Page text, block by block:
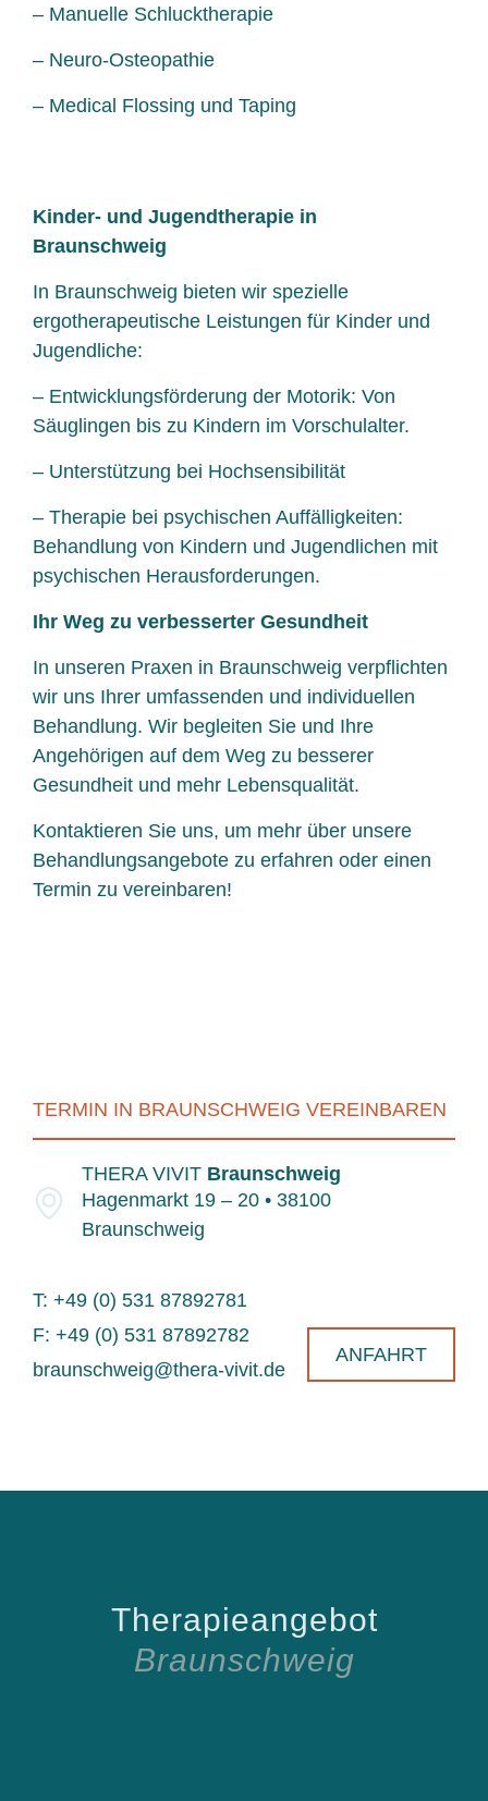
– Manuelle Schlucktherapie
– Neuro-Osteopathie
– Medical Flossing und Taping
Kinder- und Jugendtherapie in
Braunschweig
In Braunschweig bieten wir spezielle
ergotherapeutische Leistungen für Kinder und
Jugendliche:
– Entwicklungsförderung der Motorik: Von
Säuglingen bis zu Kindern im Vorschulalter.
– Unterstützung bei Hochsensibilität
– Therapie bei psychischen Auffälligkeiten:
Behandlung von Kindern und Jugendlichen mit
psychischen Herausforderungen.
Ihr Weg zu verbesserter Gesundheit
In unseren Praxen in Braunschweig verpflichten
wir uns Ihrer umfassenden und individuellen
Behandlung. Wir begleiten Sie und Ihre
Angehörigen auf dem Weg zu besserer
Gesundheit und mehr Lebensqualität.
Kontaktieren Sie uns, um mehr über unsere
Behandlungsangebote zu erfahren oder einen
Termin zu vereinbaren!
TERMIN IN BRAUNSCHWEIG VEREINBAREN
THERA VIVIT Braunschweig
Hagenmarkt 19 – 20 • 38100
Braunschweig
T: +49 (0) 531 87892781
F: +49 (0) 531 87892782
braunschweig@thera-vivit.de
ANFAHRT
Therapieangebot
Braunschweig